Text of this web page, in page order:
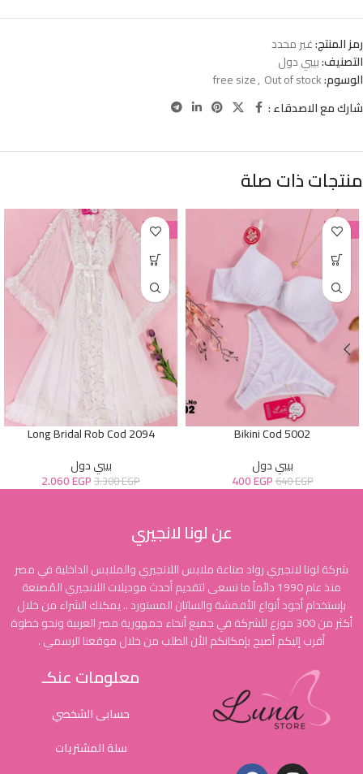
رمز المنتج:غير محدد
التصنيف:بيبي دول
الوسوم:
free size, Out of stock
شارك مع الاصدقاء :
منتجات ذات صلة
-38%
Bikini Cod 5002
بيبي دول
640EGP
400EGP
-38%
Long Bridal Rob Cod 2094
بيبي دول
3.300EGP
2.060EGP
عن لونا لانجيري
شركة لونا لانجيري رواد صناعة ملابس اللانجيري والملابس الداخلية في مصر
منذ عام 1990 دائماً ما نسعى لتقديم أحدث موديلات اللانجيري المُصنعة
بإستخدام أجود أنواع الأقمشة والساتان المستورد .. يمكنك الشراء من خلال
أكثر من 300 موزع للشركة في جميع أنحاء جمهورية مصر العربية ونحو خطوة
أقرب إليكم أصبح بإمكانكم الأن الطلب من خلال موقعنا الرسمي .
معلومات عنكـ
حسابى الشخصي
سلة المشتريات